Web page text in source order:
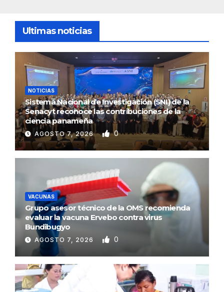
Ultimas noticias
NOTICIAS
Sistema Nacional de Investigación (SNI) de la
Senacyt reconoce las contribuciones de la
ciencia panameña
AGOSTO 7, 2026 0
VACUNAS
Grupo asesor técnico de la OMS recomienda
evaluar la vacuna Ervebo contra virus
Bundibugyo
AGOSTO 7, 2026 0